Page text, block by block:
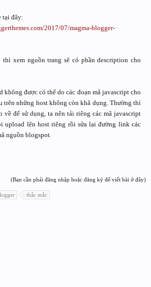
tại đây:
2017/07/magma-blogger-
xem nguồn trang sẽ có phần description cho
không được có thể do các đoạn mã javascript cho
trên những host không còn khã dụng. Thường thì
về để sử dụng, ta nên tải riêng các mã javascript
upload lên host riêng rồi sửa lại đường link các
nguồn blogspot.
(Bạn cần phải đăng nhập hoặc đăng ký để viết bài ở đây)
thắc mắc